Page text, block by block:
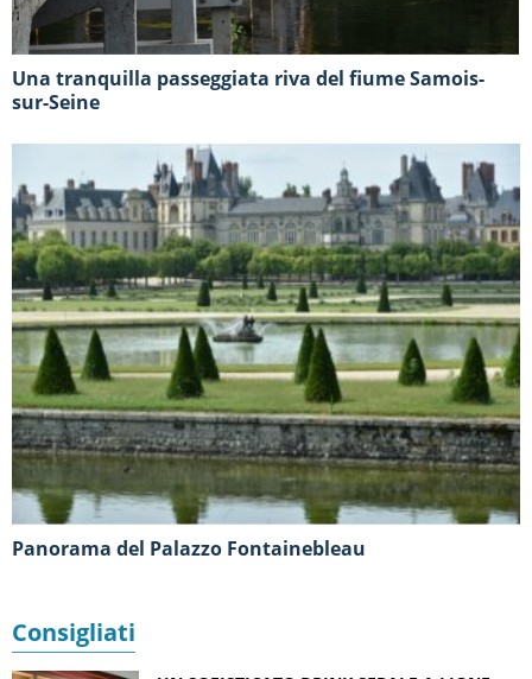
Una tranquilla passeggiata riva del fiume Samois-
sur-Seine
Panorama del Palazzo Fontainebleau
Consigliati